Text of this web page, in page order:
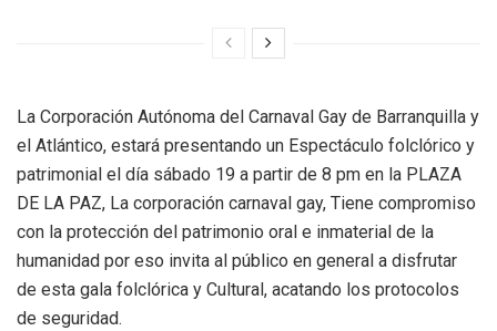
La Corporación Autónoma del Carnaval Gay de Barranquilla y
el Atlántico, estará presentando un Espectáculo folclórico y
patrimonial el día sábado 19 a partir de 8 pm en la PLAZA
DE LA PAZ, La corporación carnaval gay, Tiene compromiso
con la protección del patrimonio oral e inmaterial de la
humanidad por eso invita al público en general a disfrutar
de esta gala folclórica y Cultural, acatando los protocolos
de seguridad.